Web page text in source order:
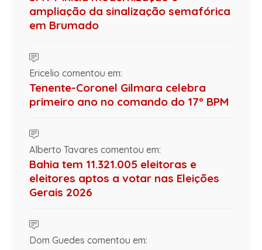
ampliação da sinalização semafórica
em Brumado
Ericelio comentou em:
Tenente-Coronel Gilmara celebra
primeiro ano no comando do 17º BPM
Alberto Tavares comentou em:
Bahia tem 11.321.005 eleitoras e
eleitores aptos a votar nas Eleições
Gerais 2026
Dom Guedes comentou em: